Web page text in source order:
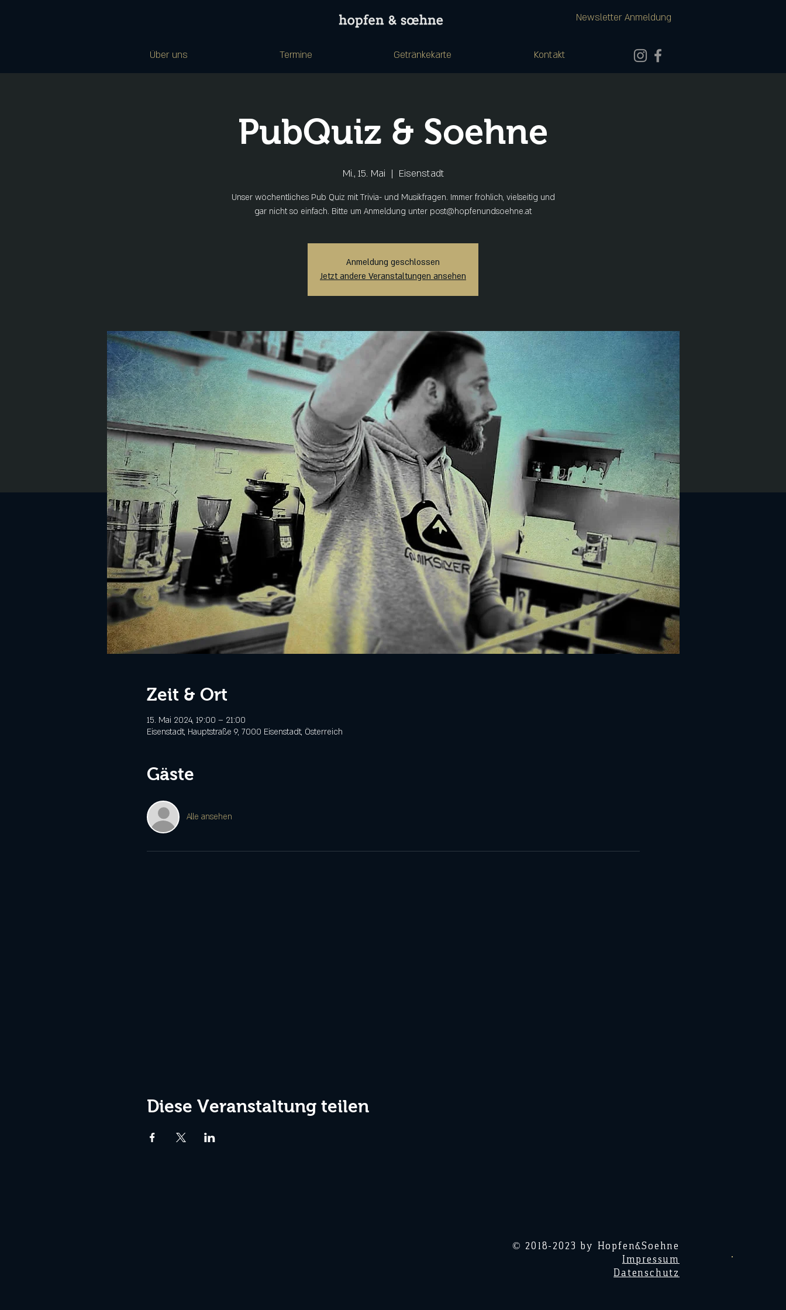
Newsletter Anmeldung
Über uns Termine Getränkekarte Kontakt
PubQuiz & Soehne
Mi., 15. Mai
  |
Eisenstadt
Unser wöchentliches Pub Quiz mit Trivia- und Musikfragen. Immer fröhlich, vielseitig und
gar nicht so einfach. Bitte um Anmeldung unter post@hopfenundsoehne.at
Anmeldung geschlossen
Jetzt andere Veranstaltungen ansehen
Zeit & Ort
15. Mai 2024, 19:00 – 21:00
Eisenstadt, Hauptstraße 9, 7000 Eisenstadt, Österreich
Gäste
Alle ansehen
Diese Veranstaltung teilen
© 2018-2023 by Hopfen&Soehne
Impressum
Datenschutz